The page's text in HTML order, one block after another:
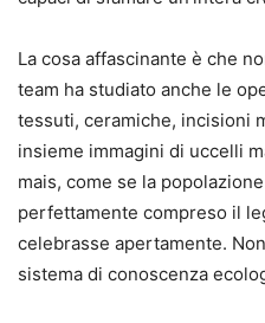
La cosa affascinante è che
team ha studiato anche le
tessuti, ceramiche, incisioni
insieme immagini di uccelli
mais, come se la
perfettamente compreso il
celebrasse apertamente.
sistema di conoscenza